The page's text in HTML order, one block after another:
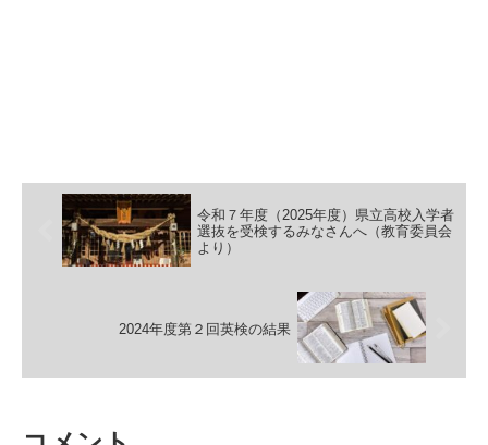
令和７年度（2025年度）県立高校入学者
選抜を受検するみなさんへ（教育委員会
より）
2024年度第２回英検の結果